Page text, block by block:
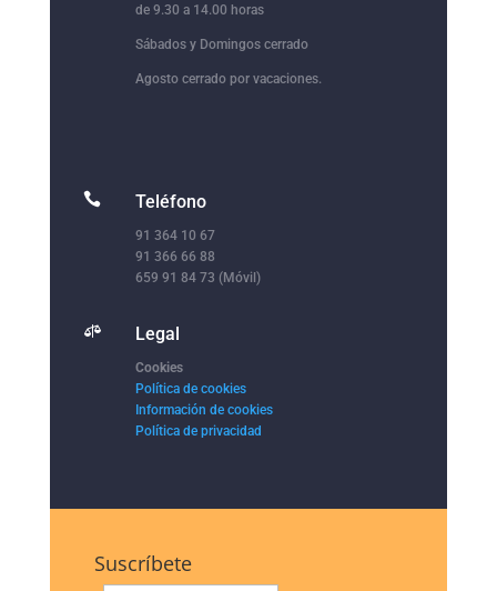
de 9.30 a 14.00 horas
Sábados y Domingos cerrado
Agosto cerrado por vacaciones.
 Teléfono
91 364 10 67
91 366 66 88
659 91 84 73 (Móvil)
 Legal
Cookies
Política de cookies
Información de cookies
Política de privacidad
Suscríbete